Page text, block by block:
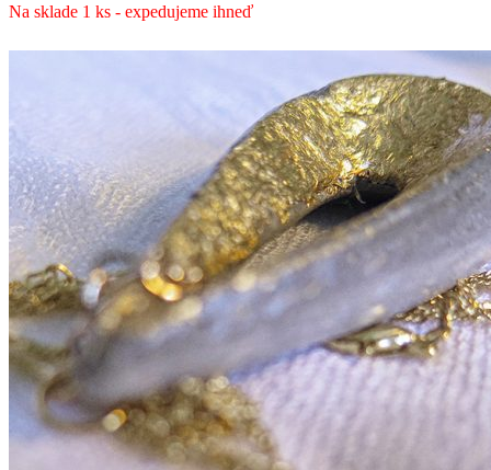
Na sklade 1 ks - expedujeme ihneď